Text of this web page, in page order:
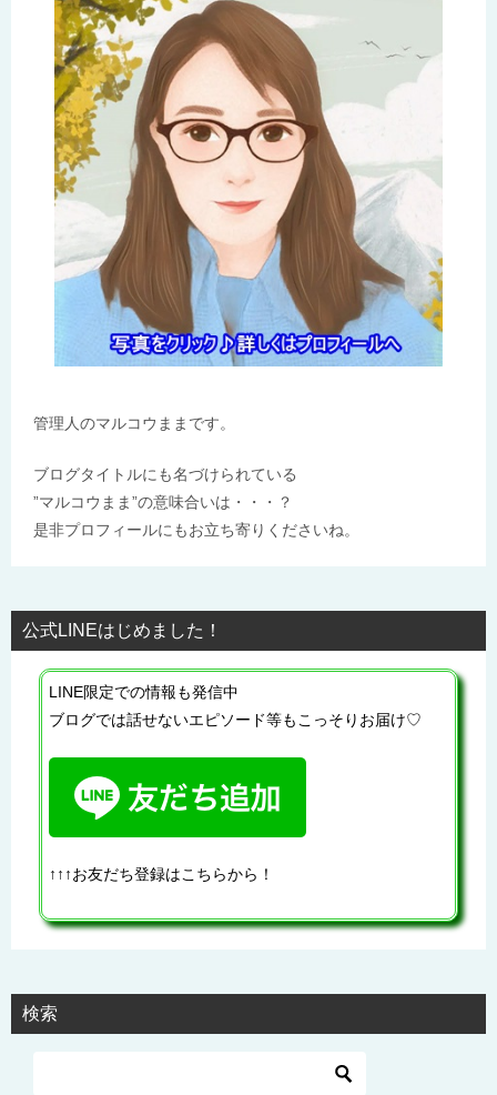
管理人のマルコウままです。
ブログタイトルにも名づけられている
”マルコウまま”の意味合いは・・・？
是非プロフィールにもお立ち寄りくださいね。
公式LINEはじめました！
LINE限定での情報も発信中
ブログでは話せないエピソード等もこっそりお届け♡
↑↑↑お友だち登録はこちらから！
検索